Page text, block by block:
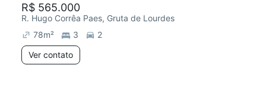
R$ 565.000
R. Hugo Corrêa Paes, Gruta de Lourdes
78m² 3
2
Ver contato